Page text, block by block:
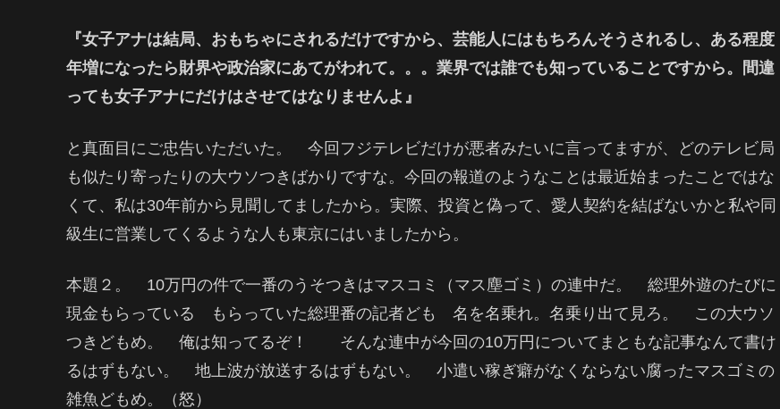
『女子アナは結局、おもちゃにされるだけですから、芸能人にはもちろんそうされるし、ある程度
年増になったら財界や政治家にあてがわれて。。。業界では誰でも知っていることですから。間違
っても女子アナにだけはさせてはなりませんよ』
と真面目にご忠告いただいた。 今回フジテレビだけが悪者みたいに言ってますが、どのテレビ局
も似たり寄ったりの大ウソつきばかりですな。今回の報道のようなことは最近始まったことではな
くて、私は30年前から見聞してましたから。実際、投資と偽って、愛人契約を結ばないかと私や同
級生に営業してくるような人も東京にはいましたから。
本題２。 10万円の件で一番のうそつきはマスコミ（マス塵ゴミ）の連中だ。 総理外遊のたびに
現金もらっている もらっていた総理番の記者ども 名を名乗れ。名乗り出て見ろ。 この大ウソ
つきどもめ。 俺は知ってるぞ！ そんな連中が今回の10万円についてまともな記事なんて書け
るはずもない。 地上波が放送するはずもない。 小遣い稼ぎ癖がなくならない腐ったマスゴミの
雑魚どもめ。（怒）